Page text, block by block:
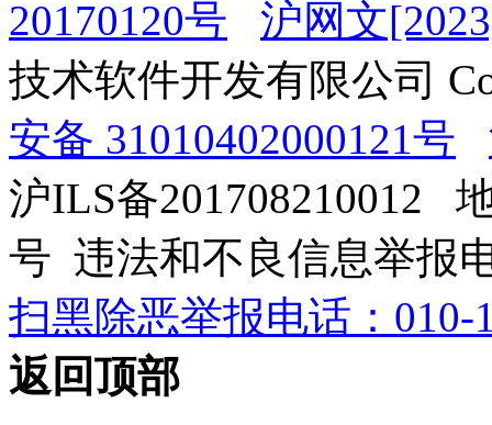
20170120号
沪网文
技术软件开发有限公司
安备 31010402000121号
沪ILS备201708210012
号 违法和不良信息举报
扫黑除恶举报电话：010-
返回顶部